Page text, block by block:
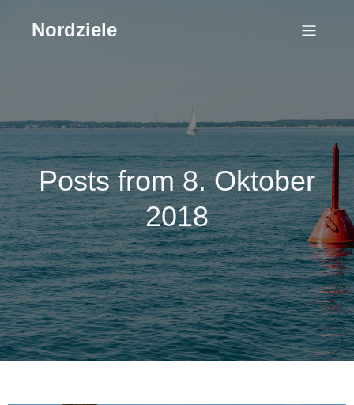
Nordziele
Posts from 8. Oktober
2018